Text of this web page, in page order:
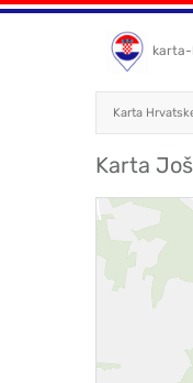
Karta
Karta